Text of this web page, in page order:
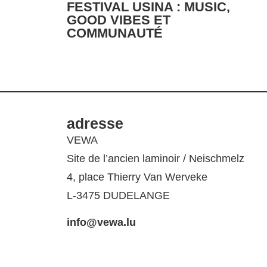
FESTIVAL USINA : MUSIC,
GOOD VIBES ET
COMMUNAUTÉ
adresse
VEWA
Site de l’ancien laminoir / Neischmelz
4, place Thierry Van Werveke
L-3475 DUDELANGE
info@vewa.lu